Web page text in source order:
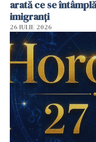
arată ce se
imigranți
26 IULIE 2026